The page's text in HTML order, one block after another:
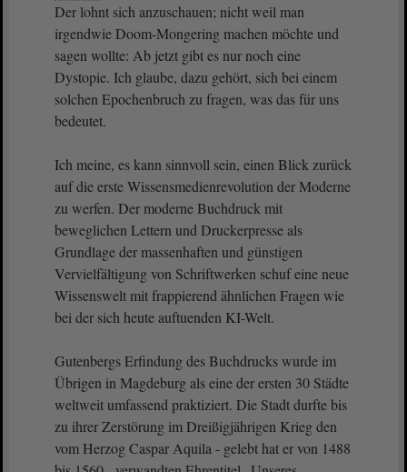
Der lohnt sich anzuschauen; nicht weil man
irgendwie Doom-Mongering machen möchte und
sagen wollte: Ab jetzt gibt es nur noch eine
Dystopie. Ich glaube, dazu gehört, sich bei einem
solchen Epochenbruch zu fragen, was das für uns
bedeutet.
Ich meine, es kann sinnvoll sein, einen Blick zurück
auf die erste Wissensmedienrevolution der Moderne
zu werfen. Der moderne Buchdruck mit
beweglichen Lettern und Druckerpresse als
Grundlage der massenhaften und günstigen
Vervielfältigung von Schriftwerken schuf eine neue
Wissenswelt mit frappierend ähnlichen Fragen wie
bei der sich heute auftuenden KI-Welt.
Gutenbergs Erfindung des Buchdrucks wurde im
Übrigen in Magdeburg als eine der ersten 30 Städte
weltweit umfassend praktiziert. Die Stadt durfte bis
zu ihrer Zerstörung im Dreißigjährigen Krieg den
vom Herzog Caspar Aquila - gelebt hat er von 1488